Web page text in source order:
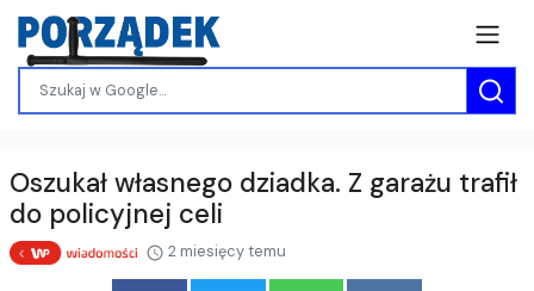
Oszukał własnego dziadka. Z garażu trafił
do policyjnej celi
2 miesięcy temu